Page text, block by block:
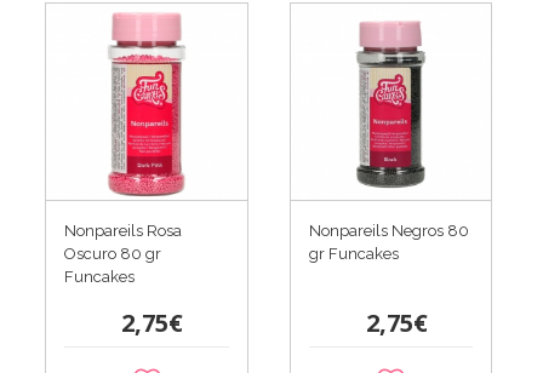
Nonpareils Rosa
Oscuro 80 gr
Funcakes
2,75€
Nonpareils Negros 80
gr Funcakes
2,75€